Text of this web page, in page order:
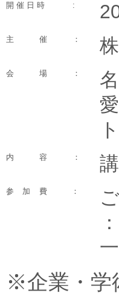
開 催 日 時 :
主催 ：
会場 ：
内容 ：
参加費 ：
※企業・学